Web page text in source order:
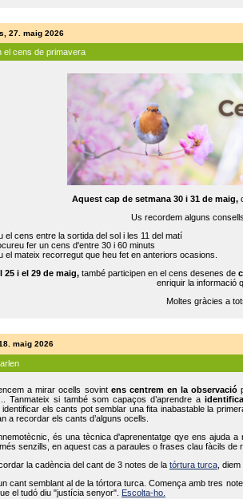
27. maig 2026
el cens de primavera
Aquest cap de setmana 30 i 31 de maig,
Us recordem alguns
el cens entre la sortida del sol i les 11 del matí
fer un cens d'entre 30 i 60 minuts
el mateix recorregut que heu fet en anteriors ocasions.
25 i el 29 de maig,també participen en el cens desenes de
enriquir la informació
Moltes gràcies a
maig 2026
a mirar ocells sovint ens centrem en la observació
Tanmateix si també som capaços d’aprendre a
els cants pot semblar una fita inabastable la
a recordar els cants d’alguns ocells.
és una tècnica d'aprenentatge qye ens ajuda
senzills, en aquest cas a paraules o frases clau fàcils de
la cadència del cant de 3 notes de la tórtura turca ,
cant semblant al de la tórtora turca. Comença amb tres
el tudó diu "justícia senyor".
Escolta-ho.